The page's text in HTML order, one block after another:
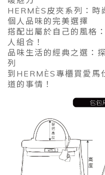
HERMÈS皮夾系列：時
個人品味的完美選擇
搭配出屬於自己的風格
人組合！
品味生活的經典之選：
列
到HERMÈS專櫃買愛馬
道的事情！